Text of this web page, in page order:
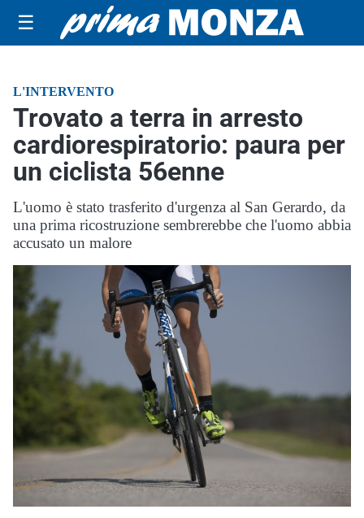
☰
L'INTERVENTO
Trovato a terra in arresto
cardiorespiratorio: paura per
un ciclista 56enne
L'uomo è stato trasferito d'urgenza al San Gerardo, da
una prima ricostruzione sembrerebbe che l'uomo abbia
accusato un malore